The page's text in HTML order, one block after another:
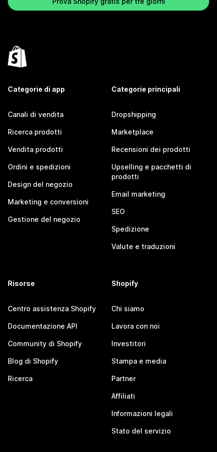
Categorie di app
Canali di vendita
Ricerca prodotti
Vendita prodotti
Ordini e spedizioni
Design del negozio
Marketing e conversioni
Gestione del negozio
Categorie principali
Dropshipping
Marketplace
Recensioni dei prodotti
Upselling e pacchetti di
prodotti
Email marketing
SEO
Spedizione
Valute e traduzioni
Risorse
Centro assistenza Shopify
Documentazione API
Community di Shopify
Blog di Shopify
Ricerca
Shopify
Chi siamo
Lavora con noi
Investitori
Stampa e media
Partner
Affiliati
Informazioni legali
Stato del servizio